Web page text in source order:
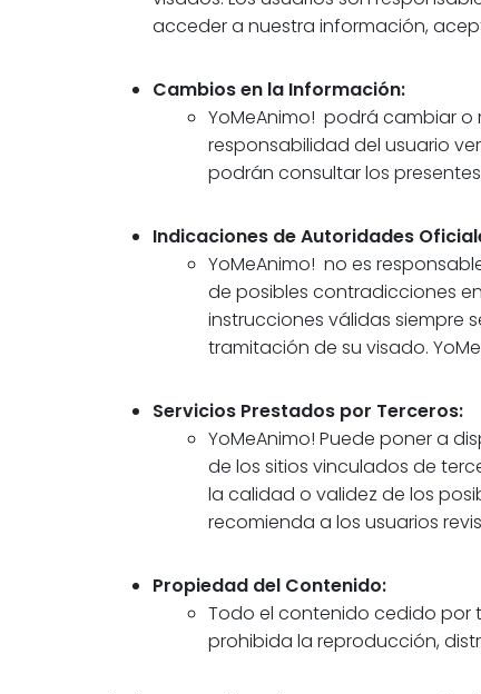
acceder a nuestra información,
Cambios en la Información:
YoMeAnimo! podrá cambiar o
responsabilidad del usuario
podrán consultar los
Indicaciones de Autoridades
YoMeAnimo! no es
de posibles contradicciones
instrucciones válidas siempre
tramitación de su visado.
Servicios Prestados por Terceros:
YoMeAnimo! Puede poner a
de los sitios vinculados de
la calidad o validez de los
recomienda a los usuarios
Propiedad del Contenido:
Todo el contenido cedido por
prohibida la reproducción,